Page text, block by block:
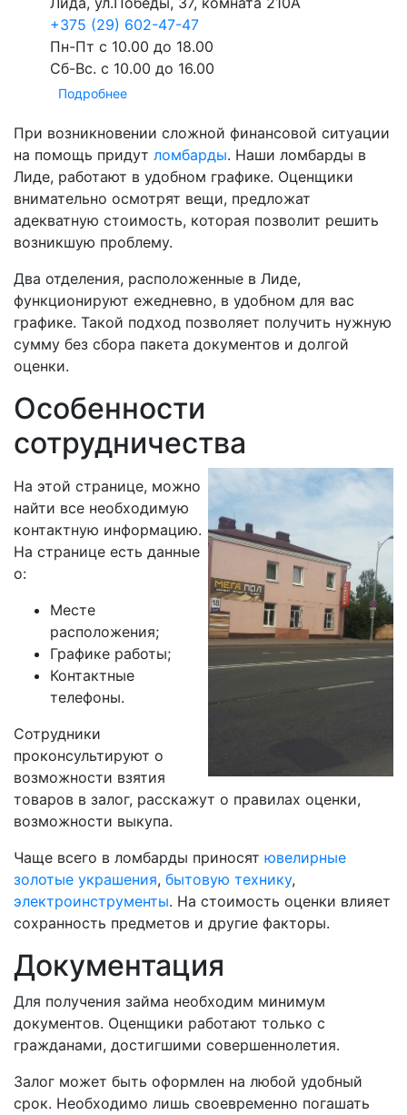
+375 (29) 602-47-47
Пн-Пт с 10.00 до 18.00
Сб-Вс. с 10.00 до 16.00
Подробнее
При возникновении сложной финансовой ситуации
на помощь придут ломбарды. Наши ломбарды в
Лиде, работают в удобном графике. Оценщики
внимательно осмотрят вещи, предложат
адекватную стоимость, которая позволит решить
возникшую проблему.
Два отделения, расположенные в Лиде,
функционируют ежедневно, в удобном для вас
графике. Такой подход позволяет получить нужную
сумму без сбора пакета документов и долгой
оценки.
Особенности
сотрудничества
На этой странице, можно
найти все необходимую
контактную информацию.
На странице есть данные
о:
Месте
расположения;
Графике работы;
Контактные
телефоны.
Сотрудники
проконсультируют о
возможности взятия
товаров в залог, расскажут о правилах оценки,
возможности выкупа.
Чаще всего в ломбарды приносят ювелирные
золотые украшения, бытовую технику,
электроинструменты. На стоимость оценки влияет
сохранность предметов и другие факторы.
Документация
Для получения займа необходим минимум
документов. Оценщики работают только с
гражданами, достигшими совершеннолетия.
Залог может быть оформлен на любой удобный
срок. Необходимо лишь своевременно погашать